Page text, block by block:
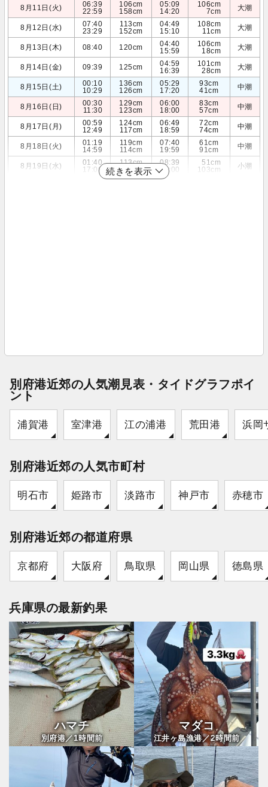
8月11日(火)
06:39
22:59
106cm
158cm
05:09
14:20
106cm
7cm
大潮
8月12日(水)
07:40
23:29
113cm
152cm
04:49
15:10
108cm
11cm
大潮
8月13日(木) 08:40 120cm
04:40
15:59
106cm
18cm
大潮
8月14日(金) 09:39 125cm
04:59
16:39
101cm
28cm
大潮
8月15日(土)
00:10
10:29
136cm
126cm
05:29
17:20
93cm
41cm
中潮
8月16日(日)
00:30
11:30
129cm
123cm
06:00
18:00
83cm
57cm
中潮
8月17日(月)
00:59
12:49
124cm
117cm
06:49
18:59
72cm
74cm
中潮
8月18日(火)
01:19
14:59
119cm
114cm
07:40
19:59
61cm
91cm
中潮
8月19日(水)
01:40
17:00
113cm
120cm
08:39
23:00
51cm
103cm
小潮
続きを表示
別府港近郊の人気潮見表・タイドグラフポイ
ント
浦賀港 室津港 江の浦港 荒田港 浜岡
別府港近郊の人気市町村
明石市 姫路市 淡路市 神戸市 赤穂市
別府港近郊の都道府県
京都府 大阪府 鳥取県 岡山県 徳島県
兵庫県の最新釣果
ハマチ
別府港／1時間前
マダコ
江井ヶ島漁港／2時間前